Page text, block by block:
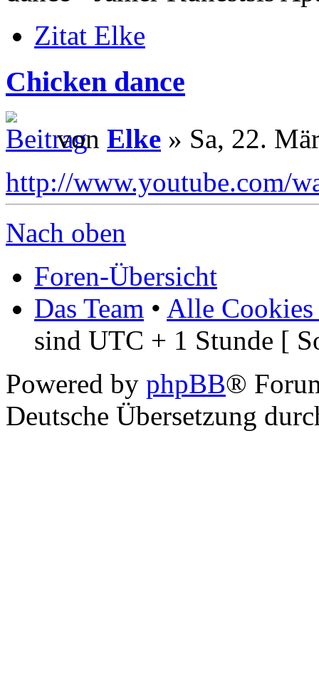
Zitat Elke
Chicken dance
von Elke » Sa, 22.
http://www.youtube.com/
Nach oben
Foren-Übersicht
Das Team • Alle Cookies
sind UTC + 1 Stunde [
Powered by phpBB®
Deutsche Übersetzung